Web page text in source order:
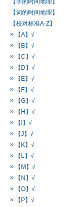
【字的时间地理】
【词的时间地理】
【校对标准A-Z】
× 【A】√
× 【B】√
× 【C】√
× 【D】√
× 【E】√
× 【F】√
× 【G】√
× 【H】√
× 【I】√
× 【J】√
× 【K】√
× 【L】√
× 【M】√
× 【N】√
× 【O】√
× 【P】√